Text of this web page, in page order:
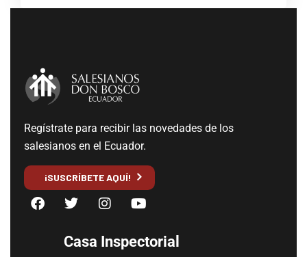
Regístrate para recibir las novedades de los
salesianos en el Ecuador.
¡SUSCRÍBETE AQUÍ!
Casa Inspectorial